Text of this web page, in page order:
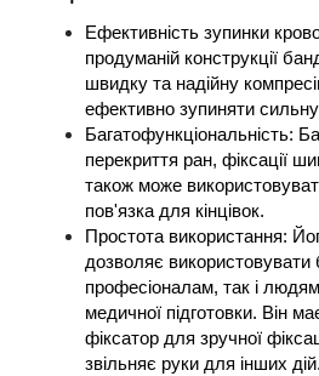
Ефективність зупинки
продуманій конструкції
швидку та надійну
ефективно зупиняти
Багатофункціональність:
перекриття ран, фіксації
також може
пов'язка для кінцівок​.
Простота використання:
дозволяє використовувати
професіоналам, так і
медичної підготовки. Він
фіксатор для зручної
звільняє руки для інших дій​.